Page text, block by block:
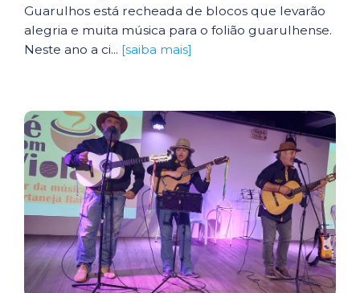
Guarulhos está recheada de blocos que levarão
alegria e muita música para o folião guarulhense.
Neste ano a ci... [saiba mais]